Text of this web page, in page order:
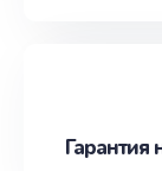
Гарантия